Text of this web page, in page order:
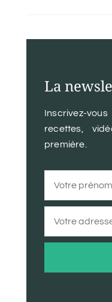
La
Inscrivez-
recettes,
première.